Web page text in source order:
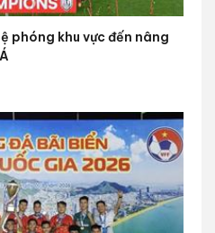
phóng khu vực đến nâng